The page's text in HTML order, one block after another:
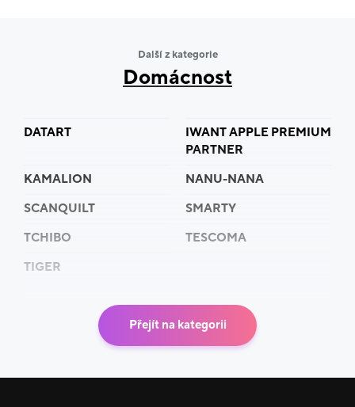
Další z kategorie
Domácnost
DATART
IWANT APPLE PREMIUM
PARTNER
KAMALION
NANU-NANA
SCANQUILT
SMARTY
TCHIBO
TESCOMA
TIGER
Přejít na kategorii